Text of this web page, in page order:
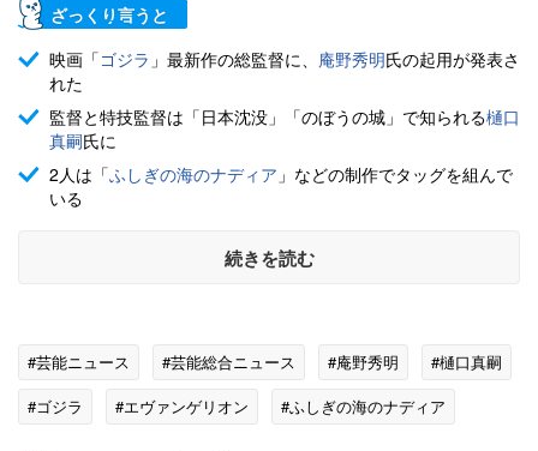
ざっくり言うと
映画「ゴジラ 」最新作の総監督に、 庵野秀明氏の起用が発表さ
れた
監督と特技監督は「日本沈没」「のぼうの城」で知られる樋口
真嗣氏に
2人は「ふしぎの海のナディア 」などの制作でタッグを組んで
いる
続きを読む
#芸能ニュース #芸能総合ニュース #庵野秀明
#樋口真嗣
#ゴジラ
#エヴァンゲリオン
#ふしぎの海のナディア